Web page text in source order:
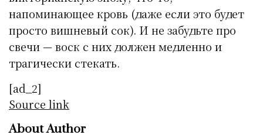
напоминающее кровь (даже если это будет
просто вишневый сок). И не забудьте про
свечи — воск с них должен медленно и
трагически стекать.
[ad_2]
Source link
About Author